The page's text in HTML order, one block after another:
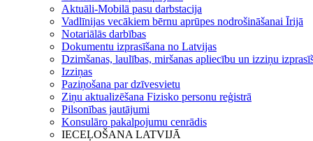
Aktuāli-Mobilā pasu darbstacija
Vadlīnijas vecākiem bērnu aprūpes nodrošināšanai Īrijā
Notariālās darbības
Dokumentu izprasīšana no Latvijas
Dzimšanas, laulības, miršanas apliecību un izziņu
Izziņas
Paziņošana par dzīvesvietu
Ziņu aktualizēšana Fizisko personu reģistrā
Pilsonības jautājumi
Konsulāro pakalpojumu cenrādis
IECEĻOŠANA LATVIJĀ